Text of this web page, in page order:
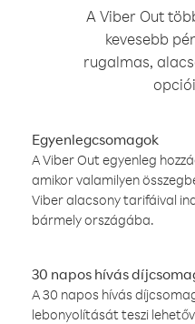
A Viber Out
kevesebb
rugalmas,
Egyenlegcsomagok
A Viber Out egyenleg
amikor valamilyen
Viber alacsony tarifáival
bármely országába.
30 napos hívás
A 30 napos hívás
lebonyolítását teszi